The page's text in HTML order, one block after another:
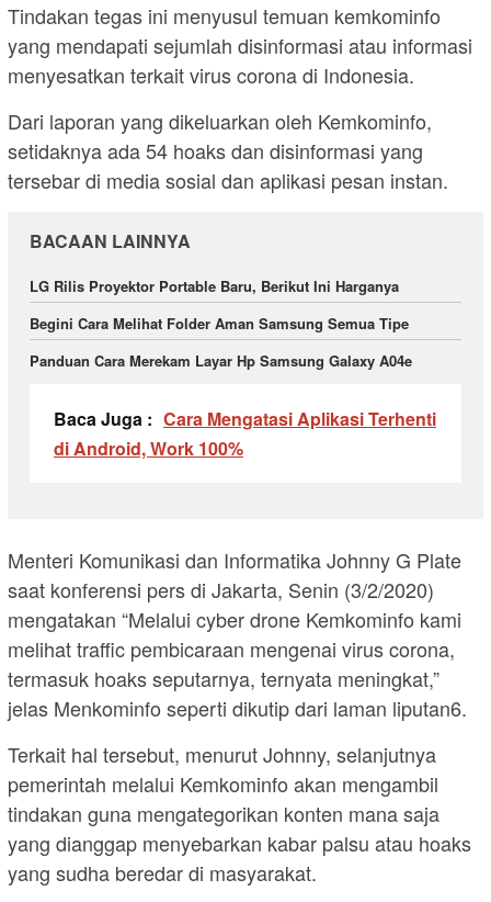
Tindakan tegas ini menyusul temuan kemkominfo
yang mendapati sejumlah disinformasi atau informasi
menyesatkan terkait virus corona di Indonesia.
Dari laporan yang dikeluarkan oleh Kemkominfo,
setidaknya ada 54 hoaks dan disinformasi yang
tersebar di media sosial dan aplikasi pesan instan.
BACAAN LAINNYA
LG Rilis Proyektor Portable Baru, Berikut Ini Harganya
Begini Cara Melihat Folder Aman Samsung Semua Tipe
Panduan Cara Merekam Layar Hp Samsung Galaxy A04e
Baca Juga : Cara Mengatasi Aplikasi Terhenti
di Android, Work 100%
Menteri Komunikasi dan Informatika Johnny G Plate
saat konferensi pers di Jakarta, Senin (3/2/2020)
mengatakan “Melalui cyber drone Kemkominfo kami
melihat traffic pembicaraan mengenai virus corona,
termasuk hoaks seputarnya, ternyata meningkat,”
jelas Menkominfo seperti dikutip dari laman liputan6.
Terkait hal tersebut, menurut Johnny, selanjutnya
pemerintah melalui Kemkominfo akan mengambil
tindakan guna mengategorikan konten mana saja
yang dianggap menyebarkan kabar palsu atau hoaks
yang sudha beredar di masyarakat.